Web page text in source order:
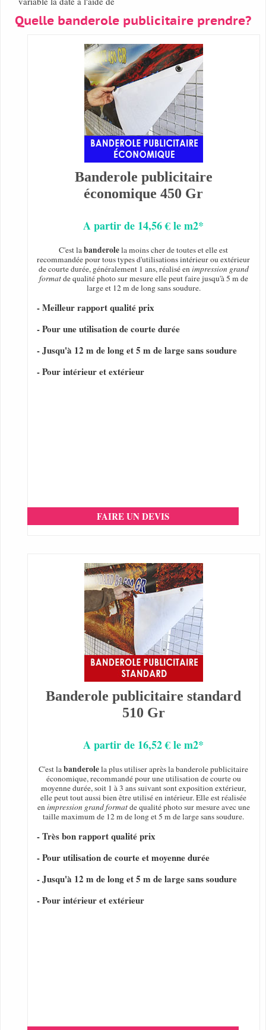
Quelle banderole publicitaire prendre?
Banderole publicitaire
économique 450 Gr
A partir de 14,56 € le m2*
C'est labanderolela moins cher de toutes et elle est
recommandée pour tous types d'utilisations intérieur ou extérieur
de courte durée, généralement 1 ans, réalisé enimpression grand
formatde qualité photo sur mesure elle peut faire jusqu'à 5 m de
large et 12 m de long sans soudure.
- Meilleur rapport qualité prix
- Pour une utilisation de courte durée
- Jusqu'à 12 m de long et 5 m de large sans soudure
- Pour intérieur et extérieur
FAIRE UN DEVIS
Banderole publicitaire standard
510 Gr
A partir de 16,52 € le m2*
C'est labanderolela plus utiliser après la banderole publicitaire
économique, recommandé pour une utilisation de courte ou
moyenne durée, soit 1 à 3 ans suivant sont exposition extérieur,
elle peut tout aussi bien être utilisé en intérieur. Elle est réalisée
enimpression grand formatde qualité photo sur mesure avec une
taille maximum de 12 m de long et 5 m de large sans soudure.
- Très bon rapport qualité prix
- Pour utilisation de courte et moyenne durée
- Jusqu'à 12 m de long et 5 m de large sans soudure
- Pour intérieur et extérieur